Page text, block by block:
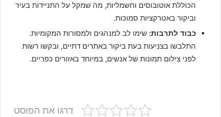
הכוללת אוטובוסים וחשמליות, מה שמקל על התניידות בעיר
וביקור באטרקציות סמוכות.
כבוד לתרבות: שימו לב למנהגים ולמסורות המקומיות.
התלבשו בצניעות בעת ביקור באתרים דתיים, ובקשו רשות
לפני צילום תמונות של אנשים, במיוחד באזורים כפריים.
דרגו את הפוסט